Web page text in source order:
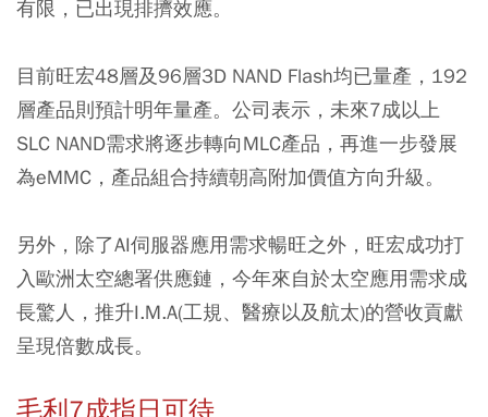
有限，已出現排擠效應。
目前旺宏48層及96層3D NAND Flash均已量產，192
層產品則預計明年量產。公司表示，未來7成以上
SLC NAND需求將逐步轉向MLC產品，再進一步發展
為eMMC，產品組合持續朝高附加價值方向升級。
另外，除了AI伺服器應用需求暢旺之外，旺宏成功打
入歐洲太空總署供應鏈，今年來自於太空應用需求成
長驚人，推升I.M.A(工規、醫療以及航太)的營收貢獻
呈現倍數成長。
毛利7成指日可待